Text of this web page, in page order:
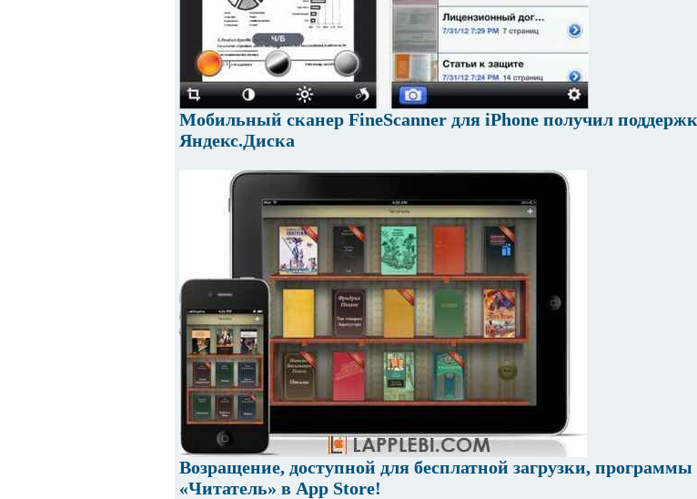
Мобильный сканер FineScanner для iPhone получил
Яндекс.Диска
Возращение, доступной для бесплатной загрузки, программы
«Читатель» в App Store!